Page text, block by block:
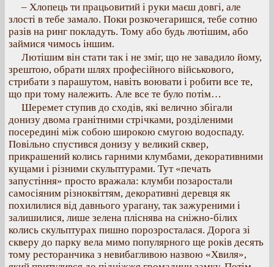
– Хлопець ти працьовитий і руки маєш довгі, але
злості в тебе замало. Поки розкочегаришся, тебе сотню
разів на ринг покладуть. Тому або будь лютішим, або
займися чимось іншим.
Лютішим він стати так і не зміг, що не завадило йому,
зрештою, обрати шлях професійного військового,
стрибати з парашутом, навіть воювати і робити все те,
що при тому належить. Але все те було потім…
Шеремет ступив до сходів, які велично збігали
донизу двома гранітними стрічками, розділеними
посередині між собою широкою смугою водоспаду.
Повільно спустився донизу у великий сквер,
прикрашений колись гарними клумбами, декоративними
кущами і різними скульптурами. Тут «печать
запустіння» просто вражала: клумби позаростали
самосіяним різноквіттям, декоративні деревця як
похилилися від давнього урагану, так зажуреними і
залишилися, лише зелена пліснява на сніжно-білих
колись скульптурах пишно порозросталася. Дорога зі
скверу до парку вела мимо популярного ще років десять
тому ресторанчика з невибагливою назвою «Хвиля»,